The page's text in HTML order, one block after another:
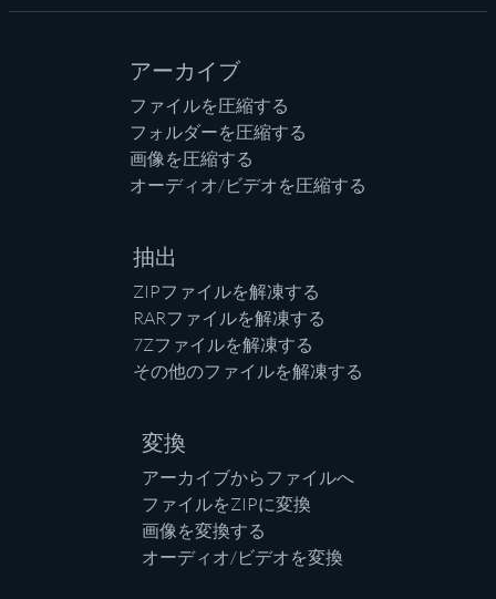
アーカイブ
ファイルを圧縮する
フォルダーを圧縮する
画像を圧縮する
オーディオ/ビデオを圧縮する
抽出
ZIPファイルを解凍する
RARファイルを解凍する
7Zファイルを解凍する
その他のファイルを解凍する
変換
アーカイブからファイルへ
ファイルをZIPに変換
画像を変換する
オーディオ/ビデオを変換